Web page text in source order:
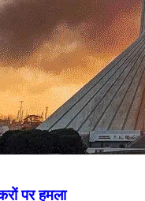
पर हमला